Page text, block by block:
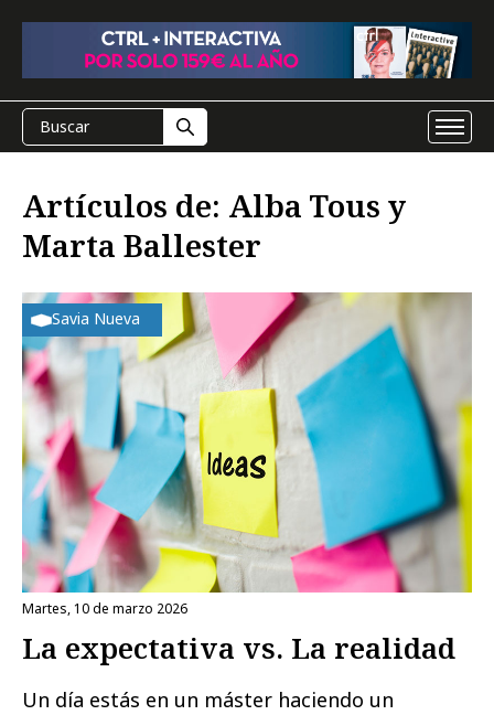
Artículos de: Alba Tous y
Marta Ballester
Savia Nueva
martes, 10 de marzo 2026
La expectativa vs. La realidad
Un día estás en un máster haciendo un